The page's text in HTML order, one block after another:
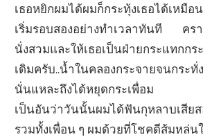
เธอหยิกผมได้ผมก็กระทุ้งเธอได้เหมือ
เริ่มรอบสองอย่างทำเวลาทันที คร
นั่งสวมและให้เธอเป็นฝ่ายกระแทกก
เดิมครับ..น้ำในคลองกระจายจนกระทั่
นั่นแหละถึงได้หยุดกระเพื่อม
เป็นอันว่าวันนั้นผมได้ฟันกุหลาบเสียส
รวมทั้งเพื่อน ๆ ผมด้วยที่โชคดีส้มหล่น